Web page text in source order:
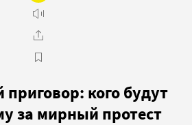
кого будут
за мирный протест